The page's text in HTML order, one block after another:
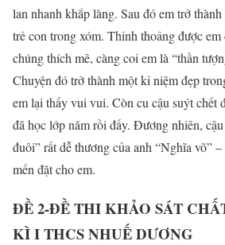
lan nhanh khắp làng. Sau đó em trở
trẻ con trong xóm. Thỉnh thoảng được
chúng thích mê, càng coi em là “thần
Chuyện đó trở thành một kỉ niệm đẹp
em lại thấy vui vui. Còn cu cậu suýt chết
đã học lớp năm rồi đấy. Đương nhiên,
đuôi” rất dễ thương của anh “Nghĩa võ”
mến đặt cho em.
ĐỀ 2-ĐỀ THI KHẢO SÁT
KÌ I THCS NHUẾ DƯƠNG